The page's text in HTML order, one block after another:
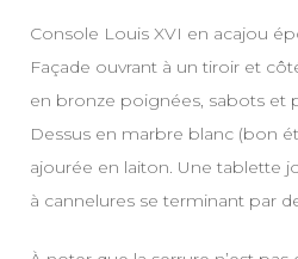
Console Louis XVI en acajou
Façade ouvrant à un tiroir et
en bronze poignées, sabots et
Dessus en marbre blanc (bon
ajourée en laiton. Une tablette
à cannelures se terminant par